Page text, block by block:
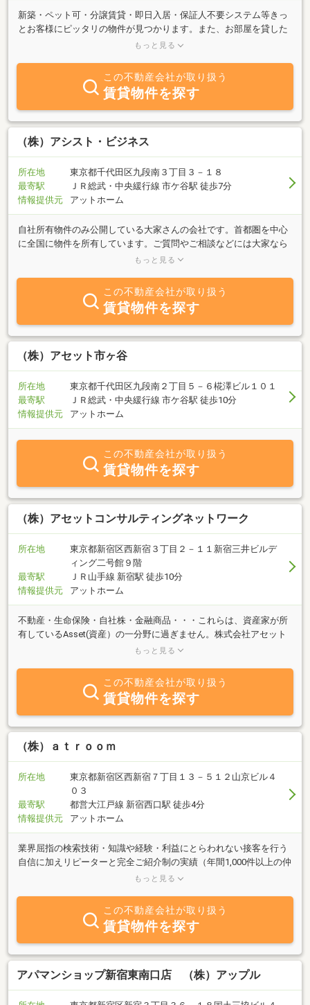
新築・ペット可・分譲賃貸・即日入居・保証人不要システム等きっ
とお客様にピッタリの物件が見つかります。また、お部屋を貸した
いオーナー様には是非、弊社までお気軽にご相談ください。確実な
もっと見る
この不動産会社が取り扱う
賃貸物件を探す
（株）アシスト・ビジネス
所在地
東京都千代田区九段南３丁目３－１８
最寄駅
ＪＲ総武・中央緩行線 市ケ谷駅 徒歩7分
情報提供元
アットホーム
自社所有物件のみ公開している大家さんの会社です。首都圏を中心
に全国に物件を所有しています。ご質問やご相談などには大家なら
ではの柔軟な対応が出来ますので、ご興味のある物件があれば是非
もっと見る
この不動産会社が取り扱う
賃貸物件を探す
（株）アセット市ヶ谷
所在地
東京都千代田区九段南２丁目５－６椛澤ビル１０１
最寄駅
ＪＲ総武・中央緩行線 市ケ谷駅 徒歩10分
情報提供元
アットホーム
この不動産会社が取り扱う
賃貸物件を探す
（株）アセットコンサルティングネットワーク
所在地
東京都新宿区西新宿３丁目２－１１新宿三井ビルデ
ィング二号館９階
最寄駅
ＪＲ山手線 新宿駅 徒歩10分
情報提供元
アットホーム
不動産・生命保険・自社株・金融商品・・・これらは、資産家が所
有しているAsset(資産）の一分野に過ぎません。株式会社アセット
コンサルティングネットワークは、自社株や事業承継、生命保険を
もっと見る
この不動産会社が取り扱う
賃貸物件を探す
（株）ａｔｒｏｏｍ
所在地
東京都新宿区西新宿７丁目１３－５１２山京ビル４
０３
最寄駅
都営大江戸線 新宿西口駅 徒歩4分
情報提供元
アットホーム
業界屈指の検索技術・知識や経験・利益にとらわれない接客を行う
自信に加えリピーターと完全ご紹介制の実績（年間1,000件以上の仲
介）で全てはお客様から一番の信頼を得るために、責任をもって全
もっと見る
この不動産会社が取り扱う
賃貸物件を探す
アパマンショップ新宿東南口店 （株）アップル